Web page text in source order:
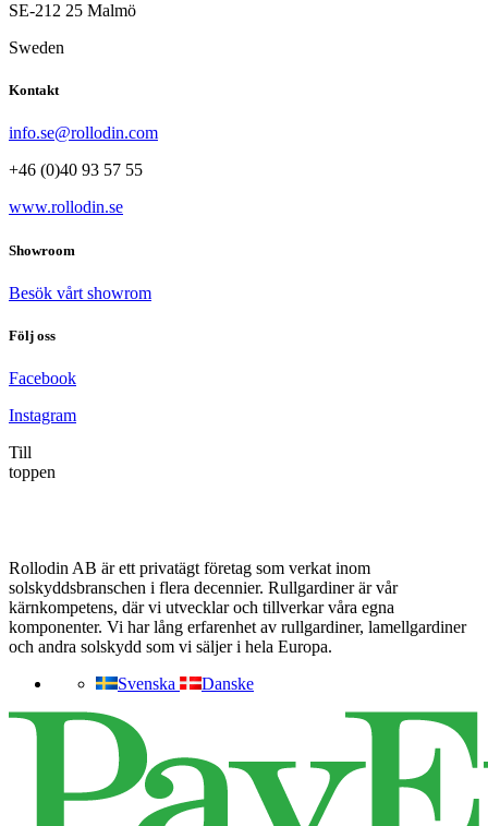
SE-212 25 Malmö
Sweden
Kontakt
info.se@rollodin.com
+46 (0)40 93 57 55
www.rollodin.se
Showroom
Besök vårt showrom
Följ oss
Facebook
Instagram
Till
toppen
Rollodin AB är ett privatägt företag som verkat inom
solskyddsbranschen i flera decennier. Rullgardiner är vår
kärnkompetens, där vi utvecklar och tillverkar våra egna
komponenter. Vi har lång erfarenhet av rullgardiner, lamellgardiner
och andra solskydd som vi säljer i hela Europa.
Svenska
Danske